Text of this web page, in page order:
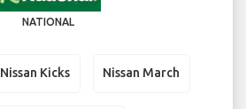
NATIONAL
Nissan Kicks Nissan March